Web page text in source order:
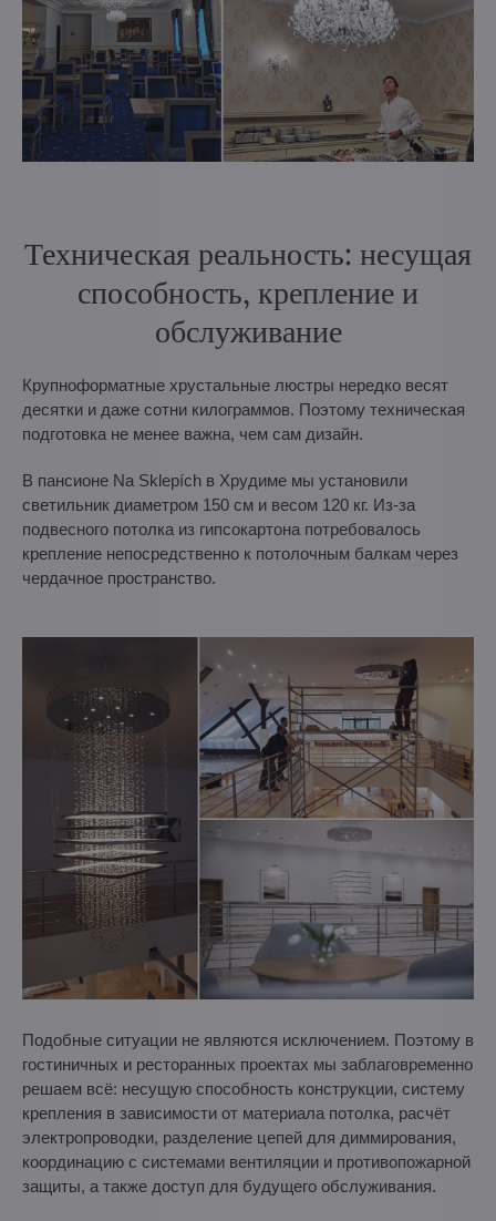
Техническая реальность: несущая
способность, крепление и
обслуживание
Крупноформатные хрустальные люстры нередко весят
десятки и даже сотни килограммов. Поэтому техническая
подготовка не менее важна, чем сам дизайн.
В пансионе Na Sklepích в Хрудиме мы установили
светильник диаметром 150 см и весом 120 кг. Из-за
подвесного потолка из гипсокартона потребовалось
крепление непосредственно к потолочным балкам через
чердачное пространство.
Подобные ситуации не являются исключением. Поэтому в
гостиничных и ресторанных проектах мы заблаговременно
решаем всё: несущую способность конструкции, систему
крепления в зависимости от материала потолка, расчёт
электропроводки, разделение цепей для диммирования,
координацию с системами вентиляции и противопожарной
защиты, а также доступ для будущего обслуживания.